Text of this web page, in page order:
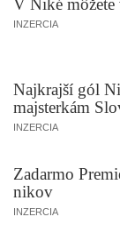
V Niké môžete
INZERCIA
Najkrajší gól
majsterkám
INZERCIA
Zadarmo
nikov
INZERCIA